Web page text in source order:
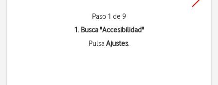
Paso 1 de 9
1. Busca "Accesibilidad"
PulsaAjustes.